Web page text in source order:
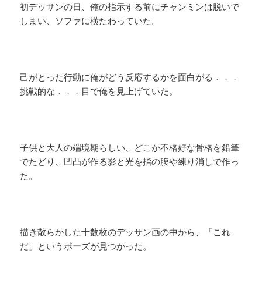
初デッサンの日、俺の指示する前にチャンミンは脱いで
しまい、ソファに横たわっていた。
己がとった行動に俺がどう反応するかを面白がる．．．
挑戦的な．．．目で俺を見上げていた。
子供と大人の端境期らしい、どこか不格好な骨格を鉛筆
でたどり、凹凸が作る影と光を指の腹や練り消しで作っ
た。
描き散らかした十数枚のデッサン画の中から、「これ
だ」というポーズが見つかった。